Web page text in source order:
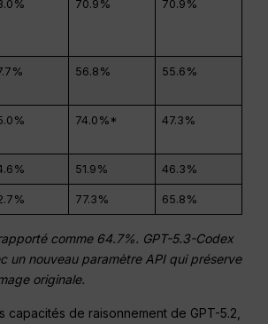
70.9% 70.9%
56.8% 55.6%
74.0%* 47.3%
51.9% 46.3%
77.3% 65.8%
comme 64.7%. GPT-5.3-Codex
un nouveau paramètre API qui préserve
originale.
capacités de raisonnement de GPT-5.2,